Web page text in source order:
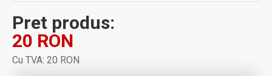
Pret produs:
20 RON
Cu TVA: 20 RON